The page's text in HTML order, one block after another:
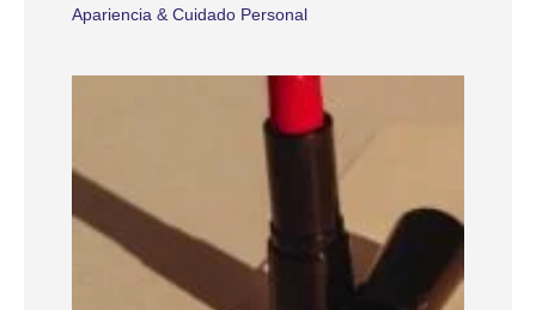
Apariencia & Cuidado Personal